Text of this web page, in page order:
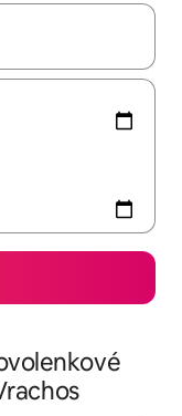
si ich prechádzať